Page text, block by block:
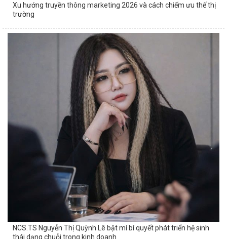
Xu hướng truyền thông marketing 2026 và cách chiếm ưu thế thị
trường
NCS.TS Nguyễn Thị Quỳnh Lê bật mí bí quyết phát triển hệ sinh
thái dạng chuỗi trong kinh doanh